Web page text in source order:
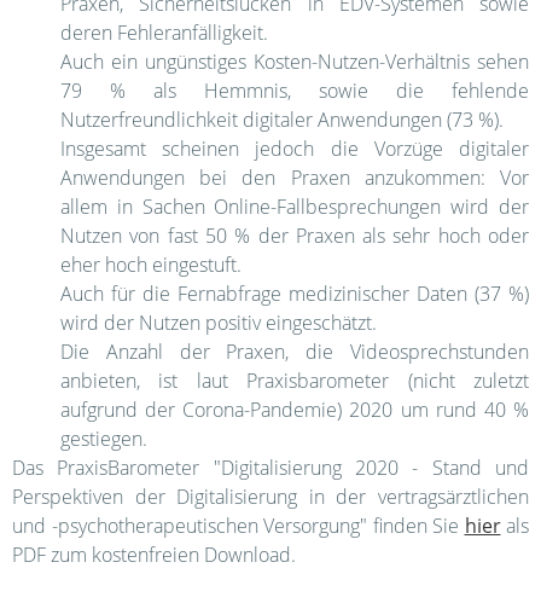
deren Fehleranfälligkeit.
Auch ein ungünstiges Kosten-Nutzen-Verhältnis sehen
79 % als Hemmnis, sowie die fehlende
Nutzerfreundlichkeit digitaler Anwendungen (73 %).
Insgesamt scheinen jedoch die Vorzüge digitaler
Anwendungen bei den Praxen anzukommen: Vor
allem in Sachen Online-Fallbesprechungen wird der
Nutzen von fast 50 % der Praxen als sehr hoch oder
eher hoch eingestuft.
Auch für die Fernabfrage medizinischer Daten (37 %)
wird der Nutzen positiv eingeschätzt.
Die Anzahl der Praxen, die Videosprechstunden
anbieten, ist laut Praxisbarometer (nicht zuletzt
aufgrund der Corona-Pandemie) 2020 um rund 40 %
gestiegen.
Das PraxisBarometer "Digitalisierung 2020 - Stand und
Perspektiven der Digitalisierung in der vertragsärztlichen
und -psychotherapeutischen Versorgung" finden Sie hierals
PDF zum kostenfreien Download.